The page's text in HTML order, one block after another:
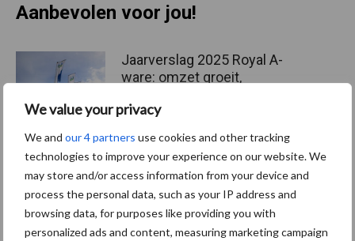
We value your privacy
We and our 4 partners use cookies and other tracking
technologies to improve your experience on our website. We
may store and/or access information from your device and
process the personal data, such as your IP address and
browsing data, for purposes like providing you with
personalized ads and content, measuring marketing campaign
Aanbevolen voor jou!
Jaarverslag 2025 Royal A-
ware: omzet groeit,
Machines en werktuigen
gewild doelwit criminelen